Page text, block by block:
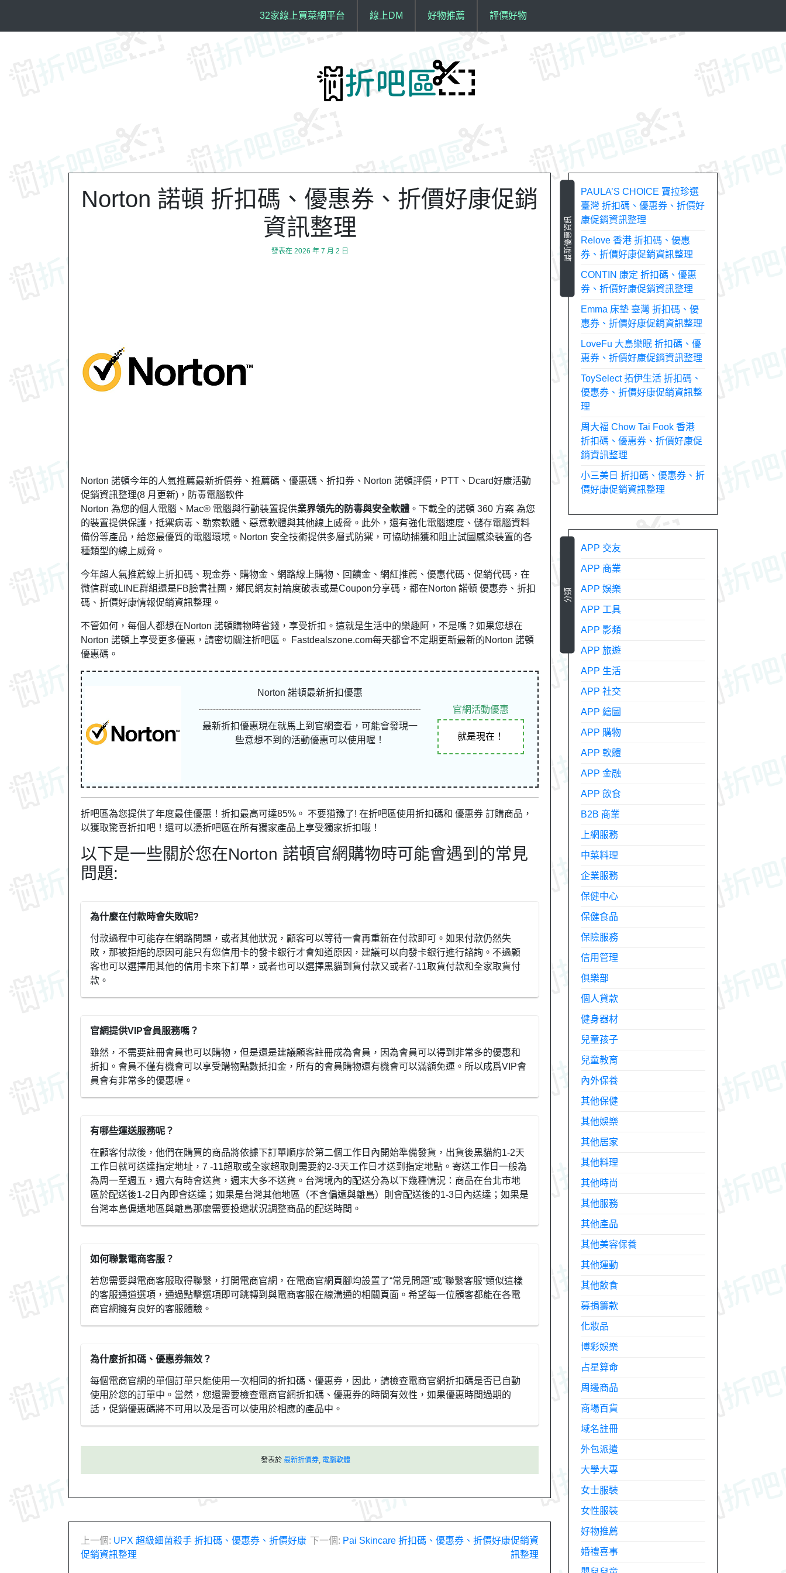
i
32家線上買菜網平台 線上DM 好物推薦 評價好物
Norton 諾頓 折扣碼、優惠券、折價好康促銷
資訊整理
發表在 2026 年 7 月 2 日
Norton 諾頓今年的人氣推薦最新折價券、推薦碼、優惠碼、折扣券、Norton 諾頓評價，PTT、Dcard好康活動
促銷資訊整理(8 月更新)，防毒電腦軟件
Norton 為您的個人電腦、Mac® 電腦與行動裝置提供業界領先的防毒與安全軟體 。下載全的諾頓 360 方案 為您
的裝置提供保護，抵禦病毒、勒索軟體、惡意軟體與其他線上威脅。此外，還有強化電腦速度、儲存電腦資料
備份等產品，給您最優質的電腦環境。Norton 安全技術提供多層式防禦，可協助捕獲和阻止試圖感染裝置的各
種類型的線上威脅。
今年超人氣推薦線上折扣碼、現金券、購物金、網路線上購物、回饋金、網紅推薦、優惠代碼、促銷代碼，在
微信群或LINE群組還是FB臉書社團， 鄉民網友討論度破表或是Coupon分享碼，都在Norton 諾頓 優惠券、折扣
碼、折價好康情報促銷資訊整理。
不管如何，每個人都想在Norton 諾頓購物時省錢，享受折扣。這就是生活中的樂趣阿，不是嗎？如果您想在
Norton 諾頓上享受更多優惠，請密切關注折吧區。 Fastdealszone.com每天都會不定期更新最新的Norton 諾頓
優惠碼。
Norton 諾頓最新折扣優惠
最新折扣優惠現在就馬上到官網查看，可能會發現一
些意想不到的活動優惠可以使用喔！
官網活動優惠
就是現在！
折吧區為您提供了年度最佳優惠！折扣最高可達85%。 不要猶豫了! 在折吧區使用折扣碼和 優惠券 訂購商品，
以獲取驚喜折扣吧！還可以憑折吧區在所有獨家產品上享受獨家折扣哦！
以下是一些關於您在Norton 諾頓官網購物時可能會遇到的常見
問題:
為什麼在付款時會失敗呢?
付款過程中可能存在網路問題，或者其他狀況，顧客可以等待一會再重新在付款即可。如果付款仍然失
敗，那被拒絕的原因可能只有您信用卡的發卡銀行才會知道原因，建議可以向發卡銀行進行諮詢。不過顧
客也可以選擇用其他的信用卡來下訂單，或者也可以選擇黑貓到貨付款又或者7-11取貨付款和全家取貨付
款。
官網提供VIP會員服務嗎？
雖然，不需要註冊會員也可以購物，但是還是建議顧客註冊成為會員，因為會員可以得到非常多的優惠和
折扣。會員不僅有機會可以享受購物點數抵扣金，所有的會員購物還有機會可以滿額免運。所以成爲VIP會
員會有非常多的優惠喔。
有哪些運送服務呢？
在顧客付款後，他們在購買的商品將依據下訂單順序於第二個工作日內開始準備發貨，出貨後黑貓約1-2天
工作日就可送達指定地址，7 -11超取或全家超取則需要約2-3天工作日才送到指定地點。寄送工作日一般為
為周一至週五，週六有時會送貨，週末大多不送貨。台灣境內的配送分為以下幾種情況：商品在台北市地
區於配送後1-2日內即會送達；如果是台灣其他地區（不含偏遠與離島）則會配送後的1-3日內送達；如果是
台灣本島偏遠地區與離島那麼需要投遞狀況調整商品的配送時間。
如何聯繫電商客服？
若您需要與電商客服取得聯繫，打開電商官網，在電商官網頁腳均設置了“常見問題”或”聯繫客服“類似這樣
的客服通道選項，通過點擊選項即可跳轉到與電商客服在線溝通的相關頁面。希望每一位顧客都能在各電
商官網擁有良好的客服體驗。
為什麼折扣碼、優惠券無效？
每個電商官網的單個訂單只能使用一次相同的折扣碼、優惠券，因此，請檢查電商官網折扣碼是否已自動
使用於您的訂單中。當然，您還需要檢查電商官網折扣碼、優惠券的時間有效性，如果優惠時間過期的
話，促銷優惠碼將不可用以及是否可以使用於相應的產品中。
發表於 最新折價券, 電腦軟體
文
上一個: UPX 超級細菌殺手 折扣碼、優惠券、折價好康
促銷資訊整理
下一個: Pai Skincare 折扣碼、優惠券、折價好康促銷資
訊整理
最新優惠資訊
PAULA’S CHOICE 寶拉珍選
臺灣 折扣碼、優惠券、折價好
康促銷資訊整理
Relove 香港 折扣碼、優惠
券、折價好康促銷資訊整理
CONTIN 康定 折扣碼、優惠
券、折價好康促銷資訊整理
Emma 床墊 臺灣 折扣碼、優
惠券、折價好康促銷資訊整理
LoveFu 大島樂眠 折扣碼、優
惠券、折價好康促銷資訊整理
ToySelect 拓伊生活 折扣碼、
優惠券、折價好康促銷資訊整
理
周大福 Chow Tai Fook 香港
折扣碼、優惠券、折價好康促
銷資訊整理
小三美日 折扣碼、優惠券、折
價好康促銷資訊整理
分類
APP 交友
APP 商業
APP 娛樂
APP 工具
APP 影頻
APP 旅遊
APP 生活
APP 社交
APP 繪圖
APP 購物
APP 軟體
APP 金融
APP 飲食
B2B 商業
上網服務
中菜料理
企業服務
保健中心
保健食品
保險服務
信用管理
俱樂部
個人貸款
健身器材
兒童孩子
兒童教育
內外保養
其他保健
其他娛樂
其他居家
其他料理
其他時尚
其他服務
其他產品
其他美容保養
其他運動
其他飲食
募捐籌款
化妝品
博彩娛樂
占星算命
周邊商品
商場百貨
域名註冊
外包派遣
大學大專
女士服裝
女性服裝
好物推薦
婚禮喜事